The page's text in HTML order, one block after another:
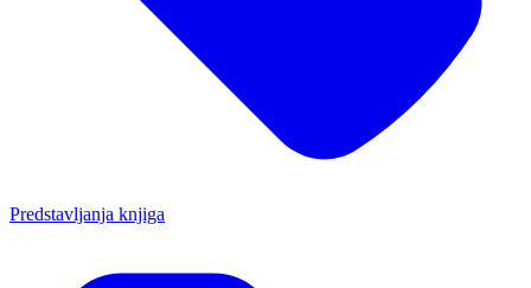
Predstavljanja knjiga